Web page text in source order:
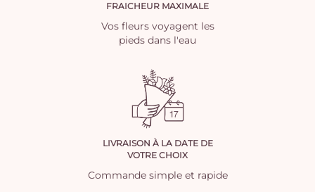
FRAICHEUR MAXIMALE
Vos fleurs voyagent les
pieds dans l'eau
LIVRAISON À LA DATE DE
VOTRE CHOIX
Commande simple et rapide